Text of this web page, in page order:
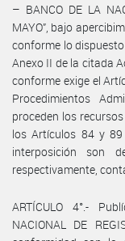
– BANCO DE LA
MAYO”, bajo
conforme lo
Anexo II de la citada
conforme exige el
Procedimientos
proceden los
los Artículos 84 y
interposición son
respectivamente,
ARTÍCULO 4°.-
NACIONAL DE